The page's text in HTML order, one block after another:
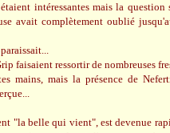
intéressantes mais la question
avait complètement oublié
faisaient ressortir de nombreuses
mains, mais la présence de
"la belle qui vient", est devenue